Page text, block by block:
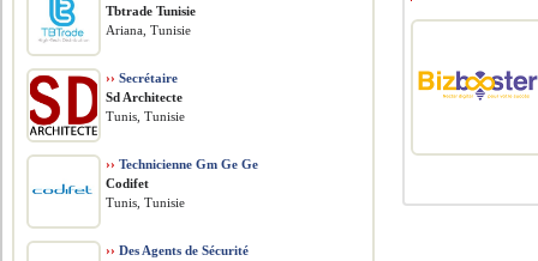
Tbtrade Tunisie
Ariana, Tunisie
›› Secrétaire
Sd Architecte
Tunis, Tunisie
›› Technicienne Gm Ge Ge
Codifet
Tunis, Tunisie
›› Des Agents de Sécurité